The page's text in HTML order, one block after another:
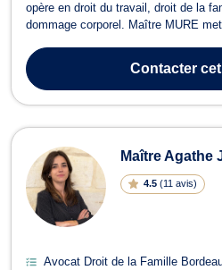
opère en droit du travail, droit de la
dommage corporel. Maître MURE
aussi bien les intérêts de
en amont pour...
Contactercet
Maître Agathe
4.5 (11 avis)
Avocat Droit de la Famille